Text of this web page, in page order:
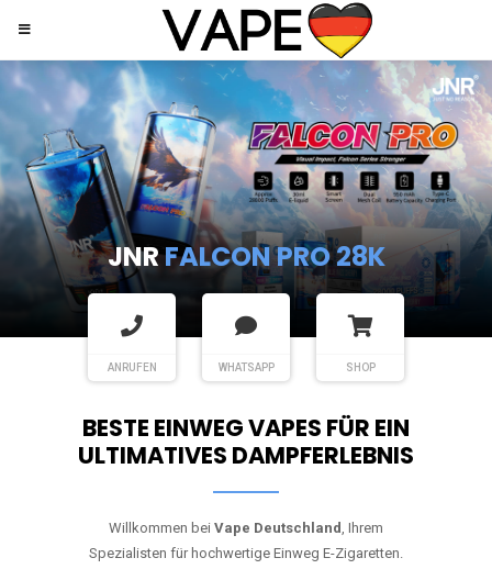
JNRSHISHA HOOKAH MAX
ANRUFEN WHATSAPP SHOP
BESTE EINWEG VAPES FÜR EIN
ULTIMATIVES DAMPFERLEBNIS
Willkommen bei Vape Deutschland, Ihrem
Spezialisten für hochwertige Einweg E-Zigaretten.